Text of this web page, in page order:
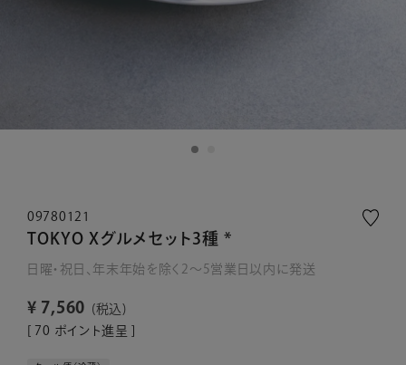
09780121
TOKYO Xグルメセット3種 *
日曜・祝日、年末年始を除く2～5営業日以内に発送
¥ 7,560
税込
70 ポイント進呈 ]